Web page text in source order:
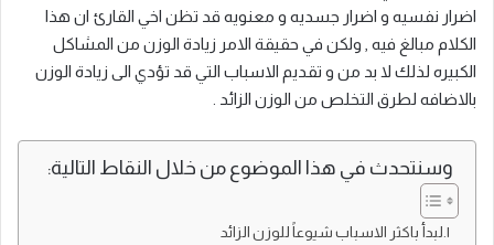
اضرار نفسيه و اضرار جسديه و معنويه قد تظن اخي القارئ ان هذا
الكلام مبالغ فيه , ولكن في حقيقة الامر زيادة الوزن من المشاكل
الكبيره لذلك لا بد من و تقديم الاسباب التي قد تؤدي الى زيادة الوزن
بالاضافه لطرق التخلص من الوزن الزائد .
وسنتحدث في هذا الموضوع من خلال النقاط التالية:
لبدأ باكثر الاسباب شيوعاً للوزن الزائد